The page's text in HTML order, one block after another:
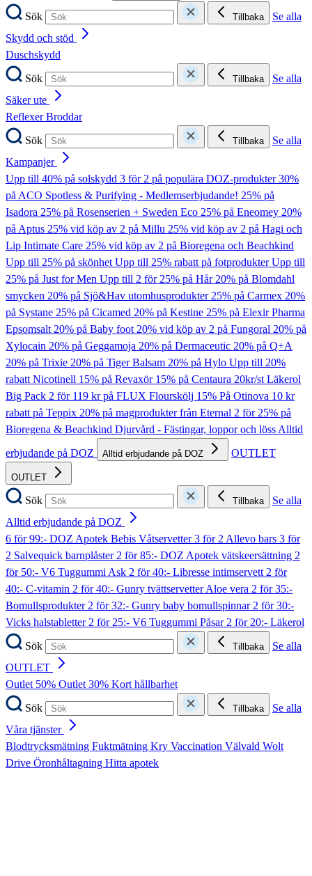
Sök Tillbaka
Se alla
Skydd och stöd
Duschskydd
Sök
Tillbaka
Se alla
Säker ute
ReflexerBroddar
Sök
Tillbaka
Se alla
Kampanjer
Upp till 40% på solskydd 3 för 2 på populära DOZ-produkter30%
på ACO Spotless & Purifying - Medlemserbjudande! 25% på
Isadora 25% på Rosenserien + Sweden Eco 25% på Eneomey 20%
på Aptus 25% vid köp av 2 på Millu 25% vid köp av 2 på Hagi och
Lip Intimate Care 25% vid köp av 2 på Bioregena och Beachkind
Upp till 25% på skönhetUpp till 25% rabatt på fotprodukterUpp till
25% på Just for Men Upp till 2 för 25% på Hår20% på Blomdahl
smycken 20% på Sjö&Hav utomhusprodukter25% på Carmex 20%
på Systane 25% på Cicamed 20% på Kestine 25% på Elexir Pharma
Epsomsalt20% på Baby foot20% vid köp av 2 på Fungoral 20% på
Xylocain 20% på Geggamoja 20% på Dermaceutic 20% på Q+A
20% på Trixie 20% på Tiger Balsam 20% på Hylo Upp till 20%
rabatt Nicotinell 15% på Revaxör 15% på Centaura 20kr/st Läkerol
Big Pack 2 för 119 kr på FLUX Flourskölj 15% På Otinova 10 kr
rabatt på Teppix 20% på magprodukter från Eternal 2 för 25% på
Bioregena & Beachkind Djurvård - Fästingar, loppor och lössAlltid
erbjudande på DOZ
Alltid erbjudande på DOZ OUTLET
OUTLET
Sök Tillbaka
Se alla
Alltid erbjudande på DOZ
6 för 99:- DOZ Apotek Bebis Våtservetter3 för 2 Allevo bars 3 för
2 Salvequick barnplåster2 för 85:- DOZ Apotek vätskeersättning 2
för 50:- V6 Tuggummi Ask 2 för 40:- Libresse intimservett2 för
40:- C-vitamin 2 för 40:- Gunry tvättservetter Aloe vera 2 för 35:-
Bomullsprodukter2 för 32:- Gunry baby bomullspinnar2 för 30:-
Vicks halstabletter2 för 25:- V6 Tuggummi Påsar2 för 20:- Läkerol
Sök
Tillbaka
Se alla
OUTLET
Outlet 50% Outlet 30% Kort hållbarhet
Sök
Tillbaka
Se alla
Våra tjänster
Blodtrycksmätning Fuktmätning Kry Vaccination Välvald Wolt
Drive Öronhåltagning Hitta apotek